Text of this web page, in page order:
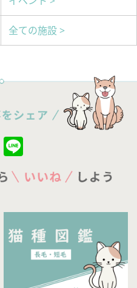
全ての施設 >
Twitter